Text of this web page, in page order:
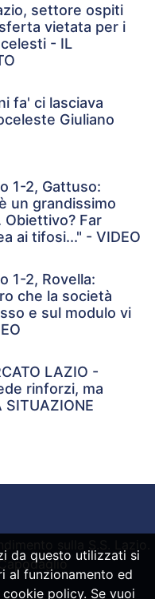
settore ospiti
vietata per i
- IL
fa' ci lasciava
Giuliano
1-2, Gattuso:
un grandissimo
Obiettivo? Far
ai tifosi..." - VIDEO
1-2, Rovella:
che la società
e sul modulo vi
LAZIO -
rinforzi, ma
da questo utilizzati si
al funzionamento ed
policy. Se vuoi